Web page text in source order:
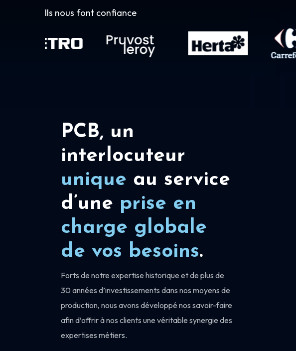
Ils nous font confiance
PCB, un
interlocuteur
unique au service
d’une prise en
charge globale
de vos besoins.
Forts de notre expertise historique et de plus de
30 années d’investissements dans nos moyens de
production, nous avons développé nos savoir-faire
afin d’offrir à nos clients une véritable synergie des
expertises métiers.